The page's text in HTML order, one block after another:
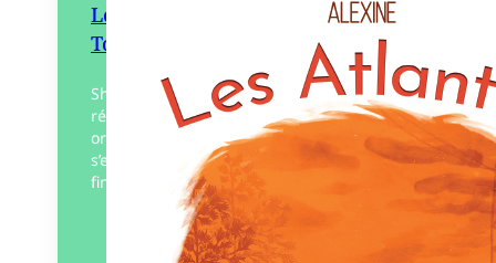
Les Atlantes – La Prophétie
Tome 2
Shilo se retrouve confrontée à des
révélations bouleversantes sur ses
origines. Avec Maëldan , Avel et Adam, ils
s’enfuient à Paris après avoir découvert la
fin de la…
Éditeur :ZTL – ZéTooLu